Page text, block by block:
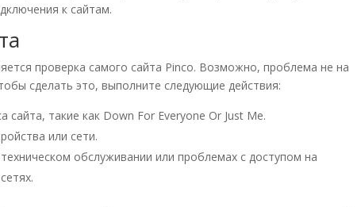
к сайтам.
проверка самого сайта Pinco. Возможно, проблема не на
сделать это, выполните следующие действия:
сайта, такие как Down For Everyone Or Just Me.
или сети.
обслуживании или проблемах с доступом на